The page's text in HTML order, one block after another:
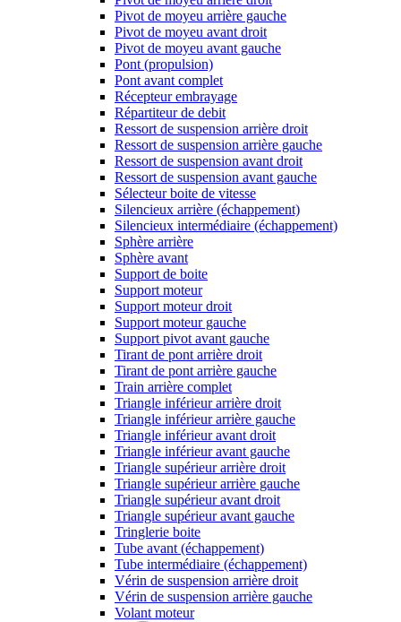
Pivot de moyeu arrière gauche
Pivot de moyeu avant droit
Pivot de moyeu avant gauche
Pont (propulsion)
Pont avant complet
Récepteur embrayage
Répartiteur de debit
Ressort de suspension arrière droit
Ressort de suspension arrière gauche
Ressort de suspension avant droit
Ressort de suspension avant gauche
Sélecteur boite de vitesse
Silencieux arrière (échappement)
Silencieux intermédiaire (échappement)
Sphère arrière
Sphère avant
Support de boite
Support moteur
Support moteur droit
Support moteur gauche
Support pivot avant gauche
Tirant de pont arrière droit
Tirant de pont arrière gauche
Train arrière complet
Triangle inférieur arrière droit
Triangle inférieur arrière gauche
Triangle inférieur avant droit
Triangle inférieur avant gauche
Triangle supérieur arrière droit
Triangle supérieur arrière gauche
Triangle supérieur avant droit
Triangle supérieur avant gauche
Tringlerie boite
Tube avant (échappement)
Tube intermédiaire (échappement)
Vérin de suspension arrière droit
Vérin de suspension arrière gauche
Volant moteur